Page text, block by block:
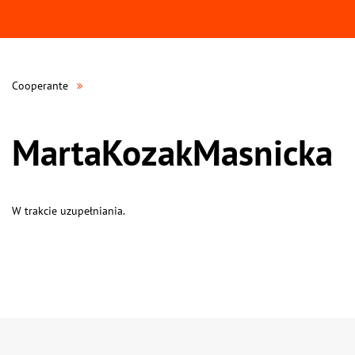
Cooperante
MartaKozakMasnicka
W trakcie uzupełniania.